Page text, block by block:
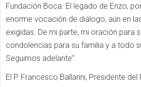
Fundación Boca. El legado de Enzo,
enorme vocación de diálogo, aún en
exigidas. De mi parte, mi oración para
condolencias para su familia y a todo
Seguimos adelante”.
El P. Francesco Ballarini, Presidente